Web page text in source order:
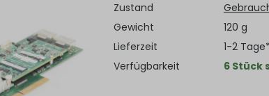
Zustand
Gewicht
120 g
Lieferzeit
1-2 Tage*
Verfügbarkeit
6 Stück